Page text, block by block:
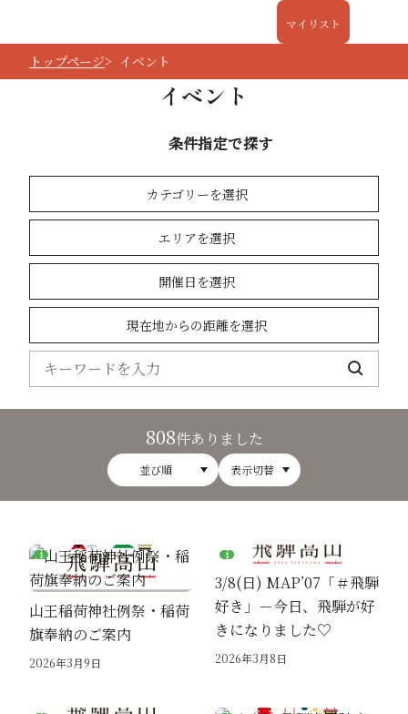
マイリスト
トップページ イベント
イベント
条件指定で探す
カテゴリーを選択
エリアを選択
開催日を選択
現在地からの距離を選択
808件ありました
並び順 表示切替
山王稲荷神社例祭・稲荷
旗奉納のご案内
2026年3月9日
3/8(日) MAP’07「＃飛騨
好き」－今日、飛騨が好
きになりました♡
2026年3月8日